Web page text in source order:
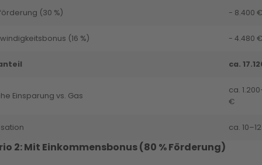
(30 %) - 8.400 €
(16 %) - 4.480 €
ca.
Einsparung vs. Gas
ca.
€
ca.
2: Mit Einkommensbonus (80 % Förderung)